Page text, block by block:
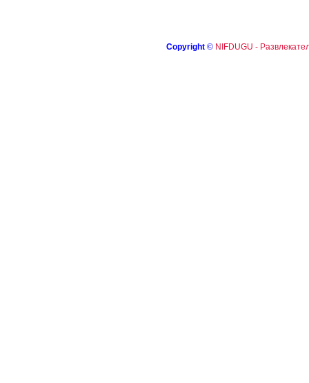
Copyright © NIFDUGU -